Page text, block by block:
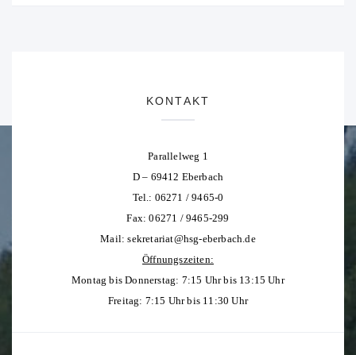
KONTAKT
Parallelweg 1
D – 69412 Eberbach
Tel.: 06271 / 9465-0
Fax: 06271 / 9465-299
Mail:sekretariat@hsg-eberbach.de
Öffnungszeiten:
Montag bis Donnerstag: 7:15 Uhr bis 13:15 Uhr
Freitag: 7:15 Uhr bis 11:30 Uhr